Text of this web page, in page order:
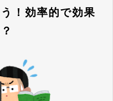
！効率的で効果